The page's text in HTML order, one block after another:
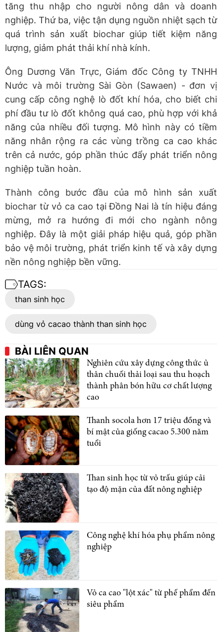
tăng thu nhập cho người nông dân và doanh
nghiệp. Thứ ba, việc tận dụng nguồn nhiệt sạch từ
quá trình sản xuất biochar giúp tiết kiệm năng
lượng, giảm phát thải khí nhà kính.
Ông Dương Văn Trực, Giám đốc Công ty TNHH
Nước và môi trường Sài Gòn (Sawaen) - đơn vị
cung cấp công nghệ lò đốt khí hóa, cho biết chi
phí đầu tư lò đốt không quá cao, phù hợp với khả
năng của nhiều đối tượng. Mô hình này có tiềm
năng nhân rộng ra các vùng trồng ca cao khác
trên cả nước, góp phần thúc đẩy phát triển nông
nghiệp tuần hoàn.
Thành công bước đầu của mô hình sản xuất
biochar từ vỏ ca cao tại Đồng Nai là tín hiệu đáng
mừng, mở ra hướng đi mới cho ngành nông
nghiệp. Đây là một giải pháp hiệu quả, góp phần
bảo vệ môi trường, phát triển kinh tế và xây dựng
nền nông nghiệp bền vững.
TAGS:
than sinh học
dùng vỏ cacao thành than sinh học
BÀI LIÊN QUAN
Nghiên cứu xây dựng công thức ủ
thân chuối thải loại sau thu hoạch
thành phân bón hữu cơ chất lượng
cao
Thanh socola hơn 17 triệu đồng và
bí mật của giống cacao 5.300 năm
tuổi
Than sinh học từ vỏ trấu giúp cải
tạo độ mặn của đất nông nghiệp
Công nghệ khí hóa phụ phẩm nông
nghiệp
Vỏ ca cao "lột xác" từ phế phẩm đến
siêu phẩm